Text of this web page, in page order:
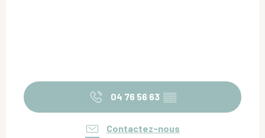
04 76 56 63 ▒▒
Contactez-nous